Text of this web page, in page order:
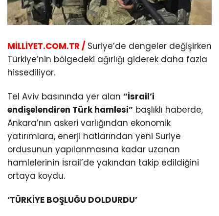
MİLLİYET.COM.TR / Suriye’de dengeler değişirken
Türkiye’nin bölgedeki ağırlığı giderek daha fazla
hissediliyor.
Tel Aviv basınında yer alan “İsrail’i
endişelendiren Türk hamlesi” başlıklı haberde,
Ankara’nın askeri varlığından ekonomik
yatırımlara, enerji hatlarından yeni Suriye
ordusunun yapılanmasına kadar uzanan
hamlelerinin İsrail’de yakından takip edildiğini
ortaya koydu.
‘TÜRKİYE BOŞLUĞU DOLDURDU’